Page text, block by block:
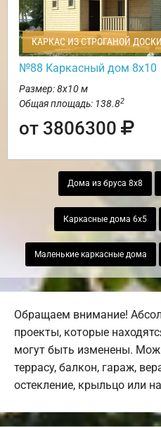
КАРКАС ИЗ СТРОГАНОЙ
№88 Каркасный дом 8х10
Размер: 8х10 м
Общая площадь: 138.82
от 3806300
Дома из бруса 8х8
Каркасные дома 6х5
Маленькие каркасные дома
Обращаем внимание!
проекты, которые
могут быть изменены.
террасу, балкон, гараж,
остекление, крыльцо или